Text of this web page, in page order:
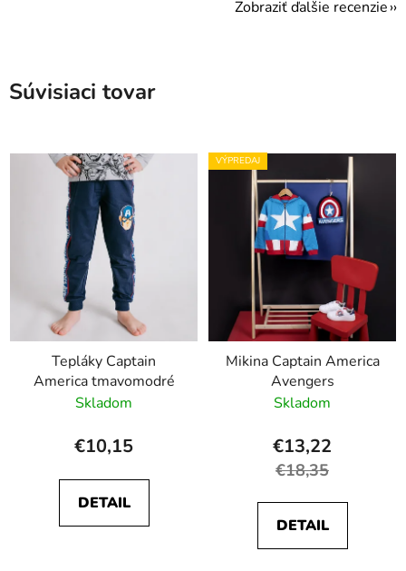
Zobraziť ďalšie recenzie
Súvisiaci tovar
Tepláky Captain
America tmavomodré
Skladom
€10,15
DETAIL
VÝPREDAJ
Mikina Captain America
Avengers
Skladom
€13,22
€18,35
DETAIL